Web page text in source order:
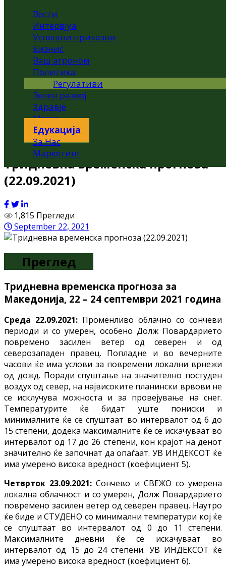
Вести
Интервјуа
Успешни приказни
Бизнис
Ваш агроном
Политика
Регулативи
Зелен развој
Здравје
Метео
Едукација
За Нас
Маркетинг
Тридневна временска прогноза
(22.09.2021)
1,815 Прегледи
September 22, 2021
Преглед
Тридневна временска прогноза за
Македонија, 22 – 24 септември 2021 година
Среда 22.09.2021: Променливо облачно со сончеви
периоди и со умерен, особено Долж Повардарието
повремено засилен ветер од северен и од
северозападен правец. Попладне и во вечерните
часови ќе има услови за повремени локални врнежи
од дожд. Поради спуштање на значително постуден
воздух од север, на највисоките планински врвови не
се исклучува можноста и за провејување на снег.
Температурите ќе бидат уште пониски и
минималните ќе се спуштаат во интервалот од 6 до
15 степени, додека максималните ќе се искачуваат во
интервалот од 17 до 26 степени, кон крајот на денот
значително ќе започнат да опаѓаат. УВ ИНДЕКСОТ ќе
има умерено висока вредност (коефициент 5).
Четврток 23.09.2021:Сончево и СВЕЖО со умерена
локална облачност и со умерен, Долж Повардарието
повремено засилен ветер од северен правец. Наутро
ќе биде и СТУДЕНО со минимални температури кој ќе
се спуштаат во интервалот од 0 до 11 степени.
Максималните дневни ќе се искачуваат во
интервалот од 15 до 24 степени. УВ ИНДЕКСОТ ќе
има умерено висока вредност (коефициент 6).